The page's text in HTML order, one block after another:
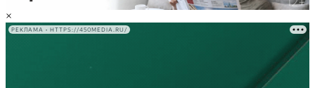
×
РЕКЛАМА • HTTPS://450MEDIA.RU/